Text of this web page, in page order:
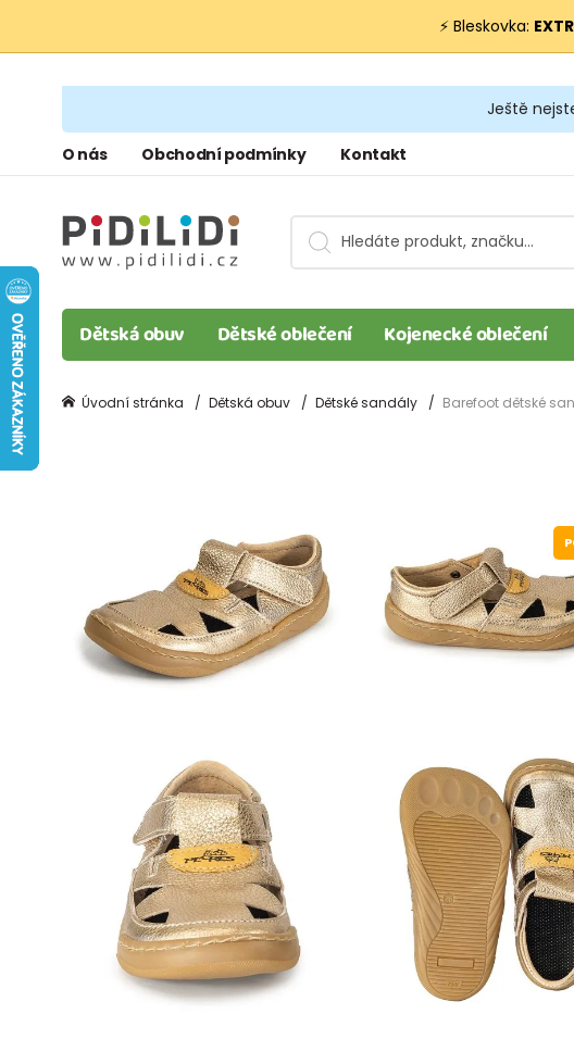
⚡ Bleskovka:
Ještě
O nás Obchodní podmínky Kontakt
Dětská obuv Dětské oblečení Kojenecké oblečení
Úvodní stránka Dětská obuv Dětské sandály Barefoot dětské